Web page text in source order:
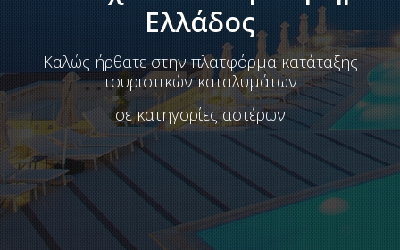
Ελλάδος
Καλώς ήρθατε στην πλατφόρμα κατάταξης
τουριστικών καταλυμάτων
σε κατηγορίες αστέρων